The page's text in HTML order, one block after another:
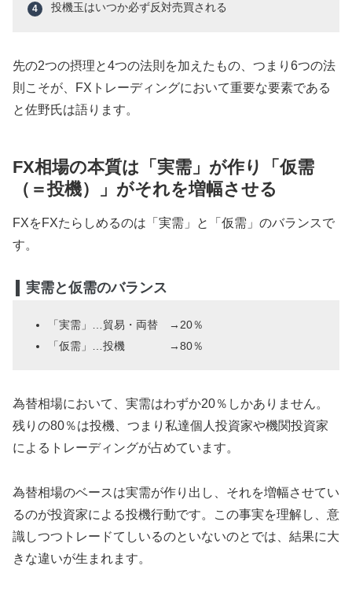
投機玉はいつか必ず反対売買される
先の2つの摂理と4つの法則を加えたもの、つまり6つの法
則こそが、FXトレーディングにおいて重要な要素である
と佐野氏は語ります。
FX相場の本質は「実需」が作り「仮需
（＝投機）」がそれを増幅させる
FXをFXたらしめるのは「実需」と「仮需」のバランスで
す。
実需と仮需のバランス
「実需」…貿易・両替 →20％
「仮需」…投機 →80％
為替相場において、実需はわずか20％しかありません。
残りの80％は投機、つまり私達個人投資家や機関投資家
によるトレーディングが占めています。
為替相場のベースは実需が作り出し、それを増幅させてい
るのが投資家による投機行動です。この事実を理解し、意
識しつつトレードてしいるのといないのとでは、結果に大
きな違いが生まれます。